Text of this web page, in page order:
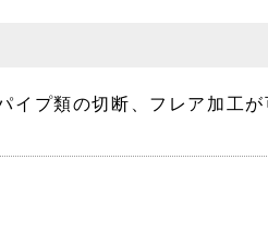
イプ類の切断、フレア加工が